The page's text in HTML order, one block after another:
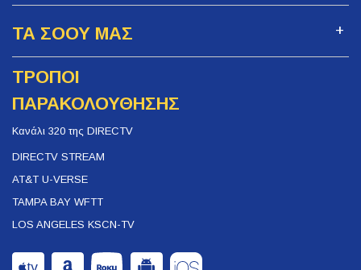
ΤΑ ΣΟΟΥ ΜΑΣ
ΤΡΟΠΟΙ
ΠΑΡΑΚΟΛΟΥΘΗΣΗΣ
Κανάλι 320 της DIRECTV
DIRECTV STREAM
AT&T U-VERSE
TAMPA BAY WFTT
LOS ANGELES KSCN-TV